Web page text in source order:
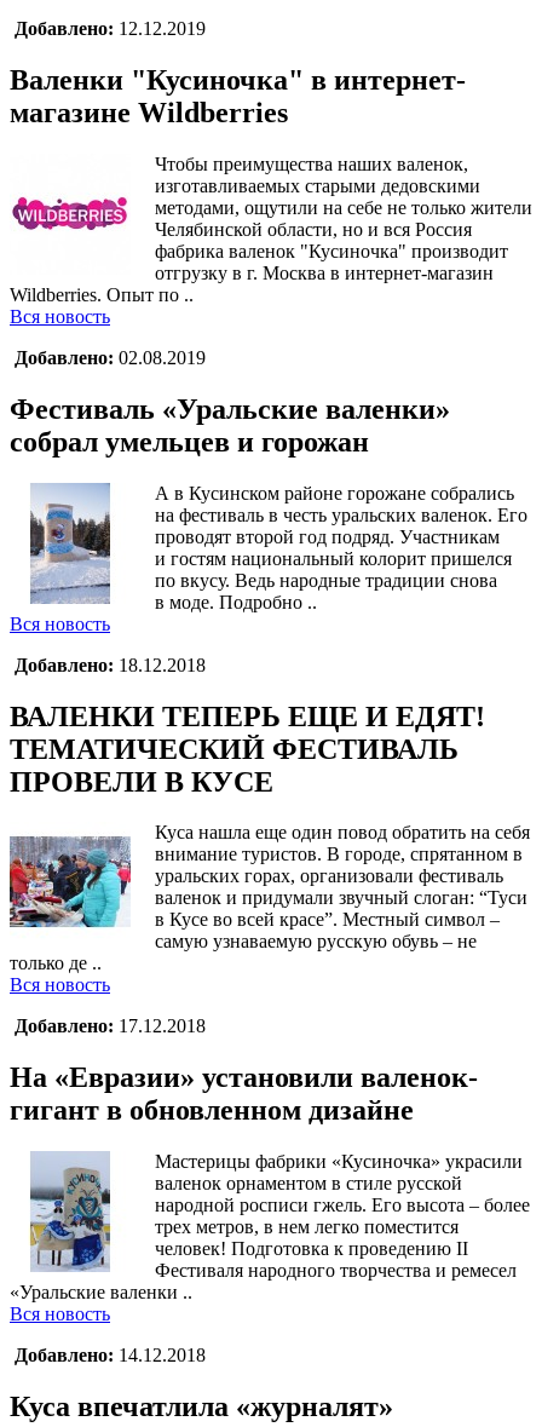
Добавлено: 12.12.2019
Валенки "Кусиночка" в интернет-
магазине Wildberries
Чтобы преимущества наших валенок,
изготавливаемых старыми дедовскими
методами, ощутили на себе не только жители
Челябинской области, но и вся Россия
фабрика валенок "Кусиночка" производит
отгрузку в г. Москва в интернет-магазин
Wildberries. Опыт по ..
Вся новость
Добавлено: 02.08.2019
Фестиваль «Уральские валенки»
собрал умельцев и горожан
А в Кусинском районе горожане собрались
на фестиваль в честь уральских валенок. Его
проводят второй год подряд. Участникам
и гостям национальный колорит пришелся
по вкусу. Ведь народные традиции снова
в моде. Подробно ..
Вся новость
Добавлено: 18.12.2018
ВАЛЕНКИ ТЕПЕРЬ ЕЩЕ И ЕДЯТ!
ТЕМАТИЧЕСКИЙ ФЕСТИВАЛЬ
ПРОВЕЛИ В КУСЕ
Куса нашла еще один повод обратить на себя
внимание туристов. В городе, спрятанном в
уральских горах, организовали фестиваль
валенок и придумали звучный слоган: “Туси
в Кусе во всей красе”. Местный символ –
самую узнаваемую русскую обувь – не
только де ..
Вся новость
Добавлено: 17.12.2018
На «Евразии» установили валенок-
гигант в обновленном дизайне
Мастерицы фабрики «Кусиночка» украсили
валенок орнаментом в стиле русской
народной росписи гжель. Его высота – более
трех метров, в нем легко поместится
человек! Подготовка к проведению II
Фестиваля народного творчества и ремесел
«Уральские валенки ..
Вся новость
Добавлено: 14.12.2018
Куса впечатлила «журналят»